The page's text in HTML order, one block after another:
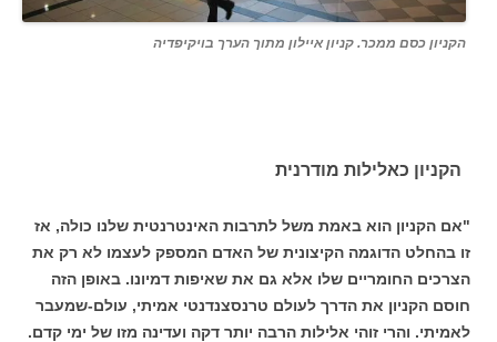
הקניון כסם ממכר. קניון איילון מתוך הערך בויקיפדיה
הקניון כאלילות מודרנית
"אם הקניון הוא באמת משל לתרבות האינטרנטית שלנו כולה, אז
זו בהחלט הדוגמה הקיצונית של האדם המספק לעצמו לא רק את
הצרכים החומריים שלו אלא גם את שאיפות דמיונו. באופן הזה
חוסם הקניון את הדרך לעולם טרנסצנדנטי אמיתי, עולם-שמעבר
לאמיתי. והרי זוהי אלילות הרבה יותר דקה ועדינה מזו של ימי קדם.